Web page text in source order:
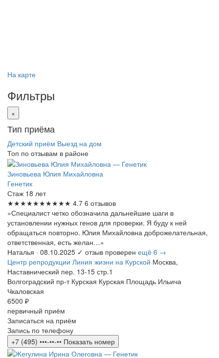
На карте
Фильтры
×
Тип приёма
Детский приём Выезд на дом
Топ по отзывам в районе
Зиновьева Юлия Михайловна
Генетик
Стаж 18 лет
★★★★★★★★★★ 4.7 6 отзывов
«Специалист четко обозначила дальнейшие шаги в
установлении нужных генов для проверки. Я буду к ней
обращаться повторно. Юлия Михайловна доброжелательная,
ответственная, есть желан…»
Наталья · 08.10.2025 ✓ отзыв проверен ещё 6 →
Центр репродукции Линия жизни на Курской Москва,
Наставнический пер. 13-15 стр.1
Волгоградский пр-т Курская Курская Площадь Ильича
Чкаловская
6500 ₽
первичный приём
Записаться на приём
Запись по телефону
+7 (495) •••-••-•• Показать номер